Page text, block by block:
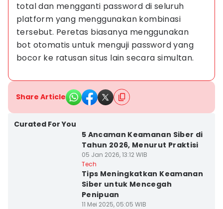
total dan mengganti password di seluruh
platform yang menggunakan kombinasi
tersebut. Peretas biasanya menggunakan
bot otomatis untuk menguji password yang
bocor ke ratusan situs lain secara simultan.
Share Article
Curated For You
5 Ancaman Keamanan Siber di
Tahun 2026, Menurut Praktisi
05 Jan 2026, 13:12 WIB
Tech
Tips Meningkatkan Keamanan
Siber untuk Mencegah
Penipuan
11 Mei 2025, 05:05 WIB